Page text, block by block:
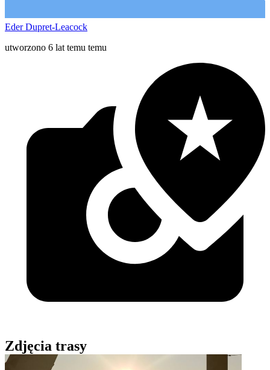
Eder Dupret-Leacock
utworzono 6 lat temu temu
Zdjęcia trasy